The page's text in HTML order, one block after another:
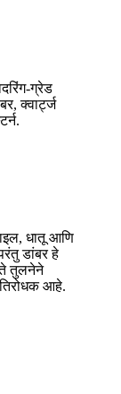
ग्रेड
क्वार्ट्ज
धातू आणि
डांबर हे
ते तुलनेने
आहे.